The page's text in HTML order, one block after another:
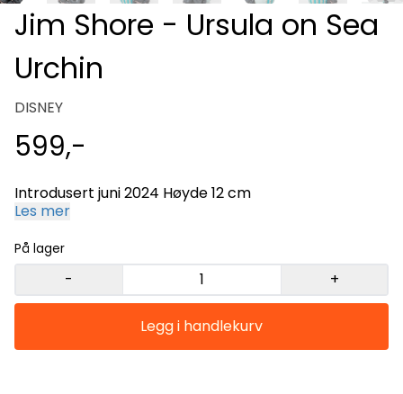
Jim Shore - Ursula on Sea
Urchin
DISNEY
599,-
Introdusert juni 2024 Høyde 12 cm
Les mer
På lager
- +